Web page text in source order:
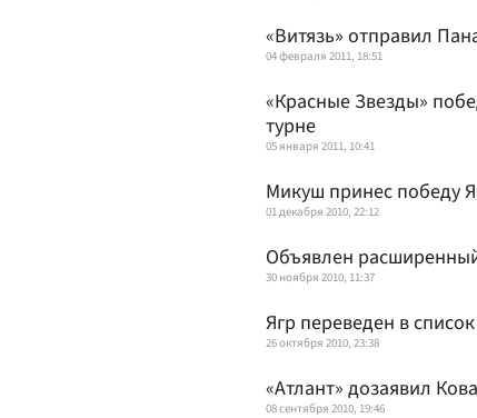
«Витязь» отправил
04 февраля 2011, 18:51
«Красные Звезды»
турне
05 января 2011, 10:41
Микуш принес победу
01 декабря 2010, 22:12
Объявлен
30 ноября 2010, 11:37
Ягр переведен в
26 октября 2010, 23:38
«Атлант» дозаявил
08 сентября 2010, 19:46